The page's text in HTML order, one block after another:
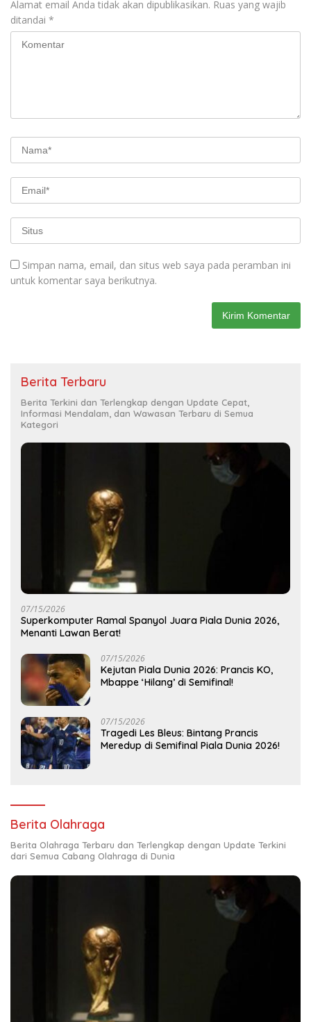
Alamat email Anda tidak akan dipublikasikan. Ruas yang wajib
ditandai *
Simpan nama, email, dan situs web saya pada peramban ini
untuk komentar saya berikutnya.
Berita Terbaru
Berita Terkini dan Terlengkap dengan Update Cepat,
Informasi Mendalam, dan Wawasan Terbaru di Semua
Kategori
07/15/2026
Superkomputer Ramal Spanyol Juara Piala Dunia 2026,
Menanti Lawan Berat!
07/15/2026
Kejutan Piala Dunia 2026: Prancis KO,
Mbappe ‘Hilang’ di Semifinal!
07/15/2026
Tragedi Les Bleus: Bintang Prancis
Meredup di Semifinal Piala Dunia 2026!
Berita Olahraga
Berita Olahraga Terbaru dan Terlengkap dengan Update Terkini
dari Semua Cabang Olahraga di Dunia